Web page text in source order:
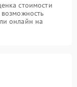
стоимости
онлайн на